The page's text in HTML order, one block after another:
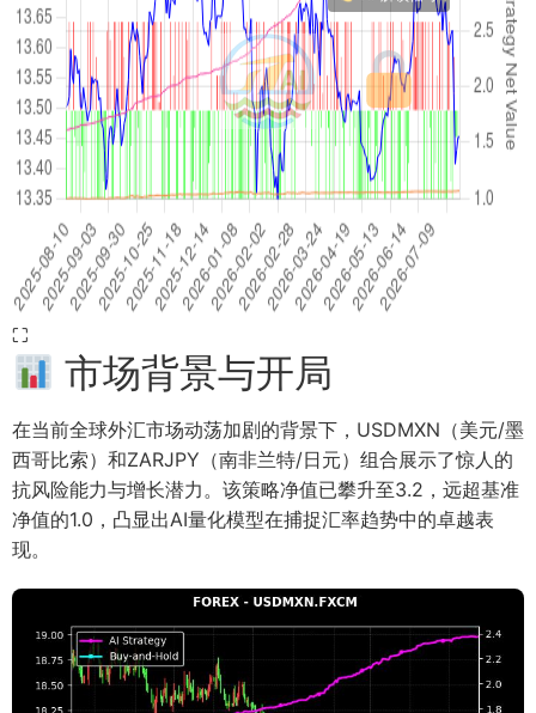
⛶
市场背景与开局
在当前全球外汇市场动荡加剧的背景下，USDMXN（美元/墨
西哥比索）和ZARJPY（南非兰特/日元）组合展示了惊人的
抗风险能力与增长潜力。该策略净值已攀升至3.2，远超基准
净值的1.0，凸显出AI量化模型在捕捉汇率趋势中的卓越表
现。